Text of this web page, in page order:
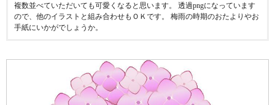
複数並べていただいても可愛くなると思います。 透過pngになっています
ので、他のイラストと組み合わせもＯＫです。 梅雨の時期のおたよりやお
手紙にいかがでしょうか。